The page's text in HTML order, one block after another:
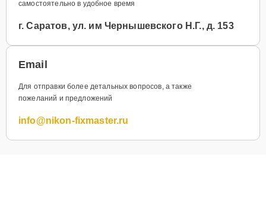
самостоятельно в удобное время
г. Саратов, ул. им Чернышевского Н.Г., д. 153
Email
Для отправки более детальных вопросов, а также
пожеланий и предложений
info@nikon-fixmaster.ru